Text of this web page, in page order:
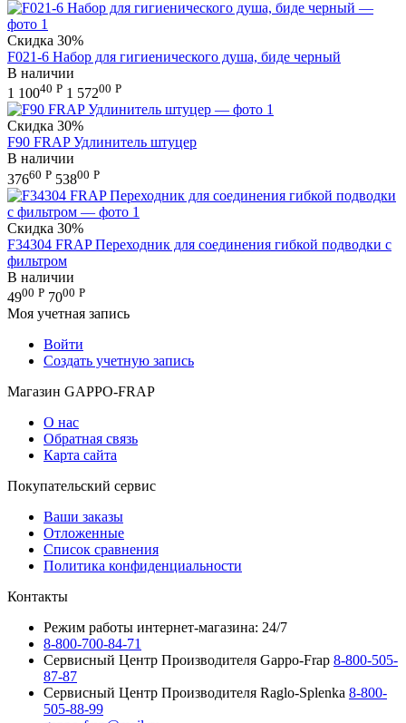
Скидка 30%
F021-6 Набор для гигиенического душа, биде черный
В наличии
1 10040 Р 1 57200 Р
Скидка 30%
F90 FRAP Удлинитель штуцер
В наличии
37660 Р 53800 Р
Скидка 30%
F34304 FRAP Переходник для соединения гибкой подводки с
фильтром
В наличии
4900 Р 7000 Р
Моя учетная запись
Войти
Создать учетную запись
Магазин GAPPO-FRAP
О нас
Обратная связь
Карта сайта
Покупательский сервис
Ваши заказы
Отложенные
Список сравнения
Политика конфиденциальности
Контакты
Режим работы интернет-магазина: 24/7
8-800-700-84-71
Сервисный Центр Производителя Gappo-Frap 8-800-505-
87-87
Сервисный Центр Производителя Raglo-Splenka 8-800-
505-88-99